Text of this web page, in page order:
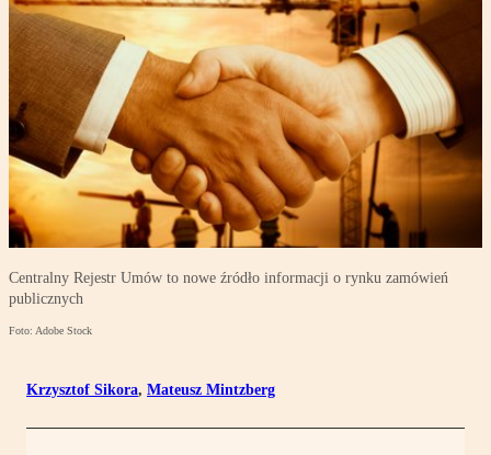
Centralny Rejestr Umów to nowe źródło informacji o rynku zamówień
publicznych
Foto: Adobe Stock
Krzysztof Sikora, Mateusz Mintzberg